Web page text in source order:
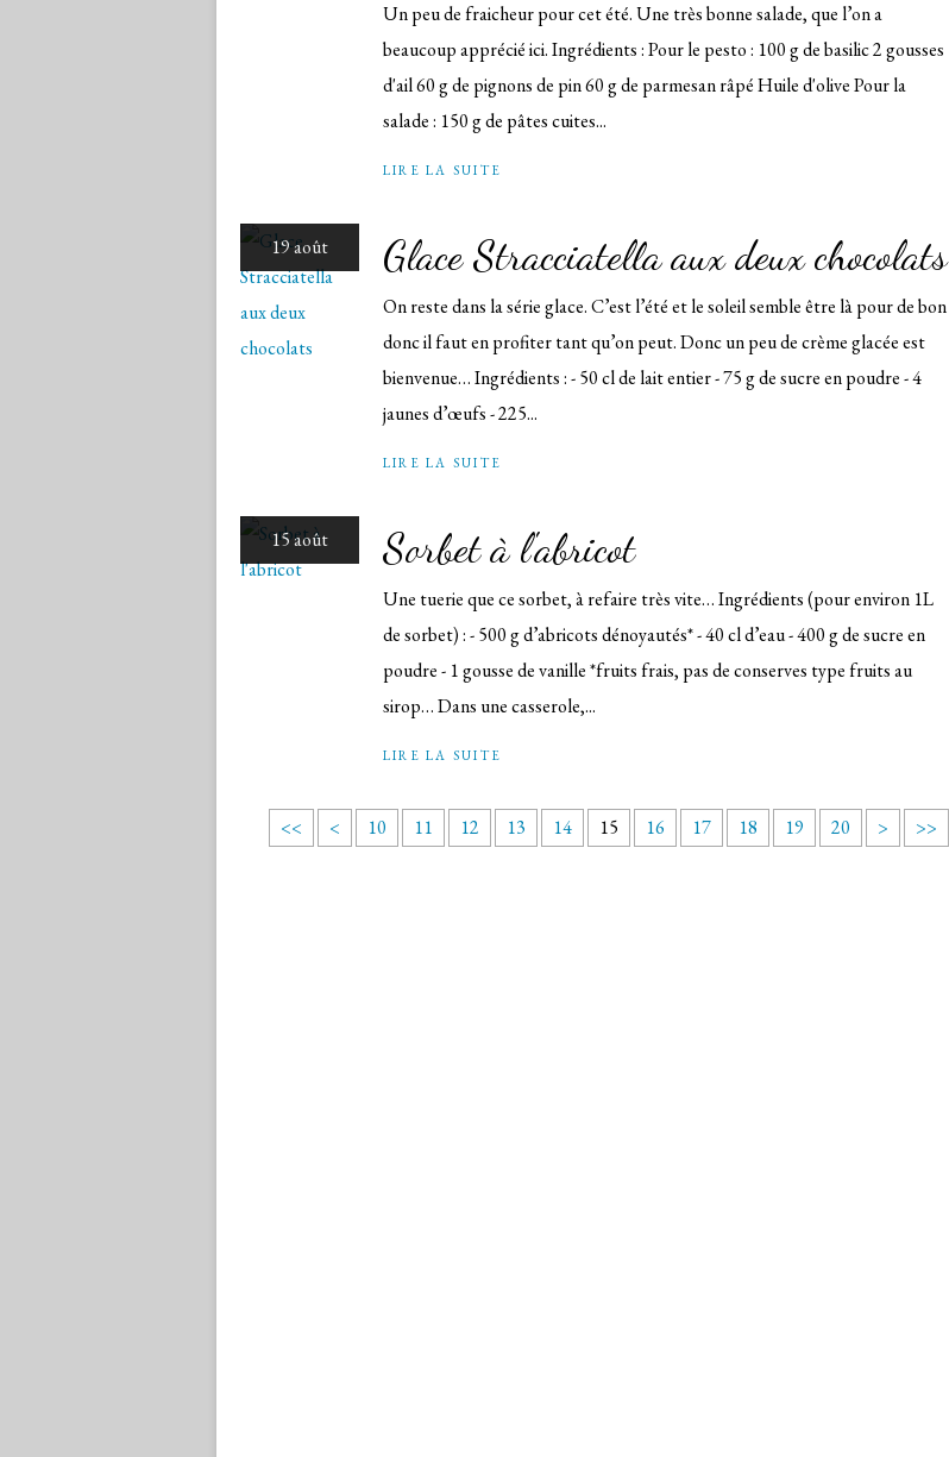
Un peu de fraicheur pour cet été. Une très bonne salade, que l’on a
beaucoup apprécié ici. Ingrédients : Pour le pesto : 100 g de basilic 2 gousses
d'ail 60 g de pignons de pin 60 g de parmesan râpé Huile d'olive Pour la
salade : 150 g de pâtes cuites...
LIRE LA SUITE
19 août Glace Stracciatella aux deux chocolats
On reste dans la série glace. C’est l’été et le soleil semble être là pour de bon
donc il faut en profiter tant qu’on peut. Donc un peu de crème glacée est
bienvenue… Ingrédients : - 50 cl de lait entier - 75 g de sucre en poudre - 4
jaunes d’œufs - 225...
LIRE LA SUITE
15 août Sorbet à l'abricot
Une tuerie que ce sorbet, à refaire très vite… Ingrédients (pour environ 1L
de sorbet) : - 500 g d’abricots dénoyautés* - 40 cl d’eau - 400 g de sucre en
poudre - 1 gousse de vanille *fruits frais, pas de conserves type fruits au
sirop… Dans une casserole,...
LIRE LA SUITE
<< < 10 11 12 13 14 15 16 17 18 19 20
3
> >>